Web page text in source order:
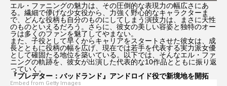
トイ・ストーリー5 トム・クルーズ
ドラマ版『ハリー・ポッター』
ニコール・キッドマン ニコラス・ケイジ
エル・ファニングの魅力は、その圧倒的な表現力の幅広さにあ
る。繊細で儚げな少女役から、力強く野心的なキャラクターま
で、どんな役柄も自分のものにしてしまう演技力は、まさに天性
のものといえるだろう。さらに、彼女の美しい容姿と独特のオー
ラは多くのファンを魅了してやまない。
また、子役として早くからキャリアをスタートさせた彼女は、成
長とともに役柄の幅を広げ、現在では若手を代表する実力派女優
として確固たる地位を築いている。以下では、そんなエル・ファ
ニングの軌跡を、彼女が出演した代表的な10作品とともに振り返
っていく。
『プレデター：バッドランド』アンドロイド役で新境地を開拓
Embed from Getty Images